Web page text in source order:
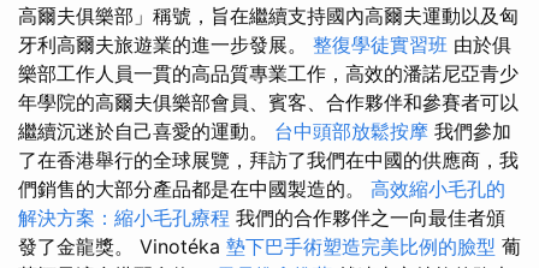
高爾夫俱樂部」稱號，旨在繼續支持國內高爾夫運動以及匈
牙利高爾夫旅遊業的進一步發展。 整復學徒實習班 由於俱
樂部工作人員一貫的高品質專業工作，高效的潘諾尼亞青少
年學院的高爾夫俱樂部會員、賓客、合作夥伴和參賽者可以
繼續沉迷於自己喜愛的運動。 台中頭部放鬆按摩 我們參加
了在香港舉行的全球展覽，拜訪了我們在中國的供應商，我
們銷售的大部分產品都是在中國製造的。 高效縮小毛孔的
解決方案：縮小毛孔療程 我們的合作夥伴之一向最佳者頒
發了金龍獎。 Vinotéka 墊下巴手術塑造完美比例的臉型 葡